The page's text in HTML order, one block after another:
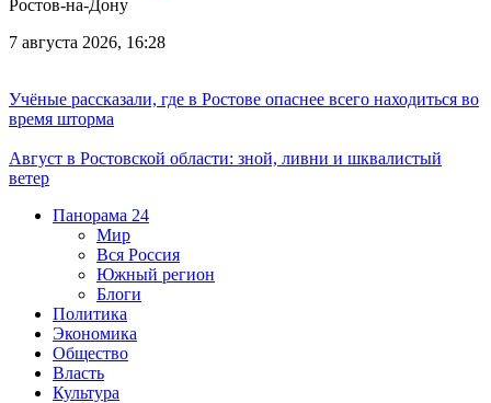
Ростов-на-Дону
7 августа 2026, 16:28
Учёные рассказали, где в Ростове опаснее всего находиться во
время шторма
Август в Ростовской области: зной, ливни и шквалистый
ветер
Панорама 24
Мир
Вся Россия
Южный регион
Блоги
Политика
Экономика
Общество
Власть
Культура